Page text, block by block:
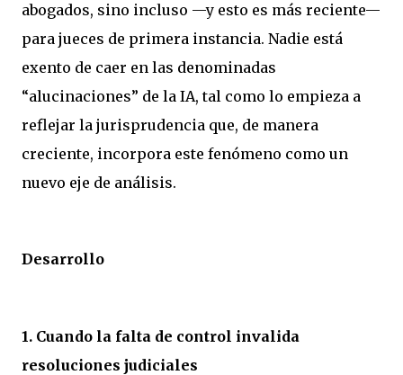
abogados, sino incluso —y esto es más reciente—
para jueces de primera instancia. Nadie está
exento de caer en las denominadas
“alucinaciones” de la IA, tal como lo empieza a
reflejar la jurisprudencia que, de manera
creciente, incorpora este fenómeno como un
nuevo eje de análisis.
Desarrollo
1. Cuando la falta de control invalida
resoluciones judiciales